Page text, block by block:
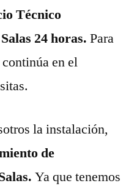
Técnico
24 horas. Para
en el
la instalación,
de
Ya que tenemos